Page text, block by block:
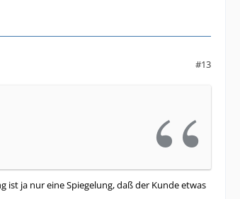
#13
ja nur eine Spiegelung, daß der Kunde etwas